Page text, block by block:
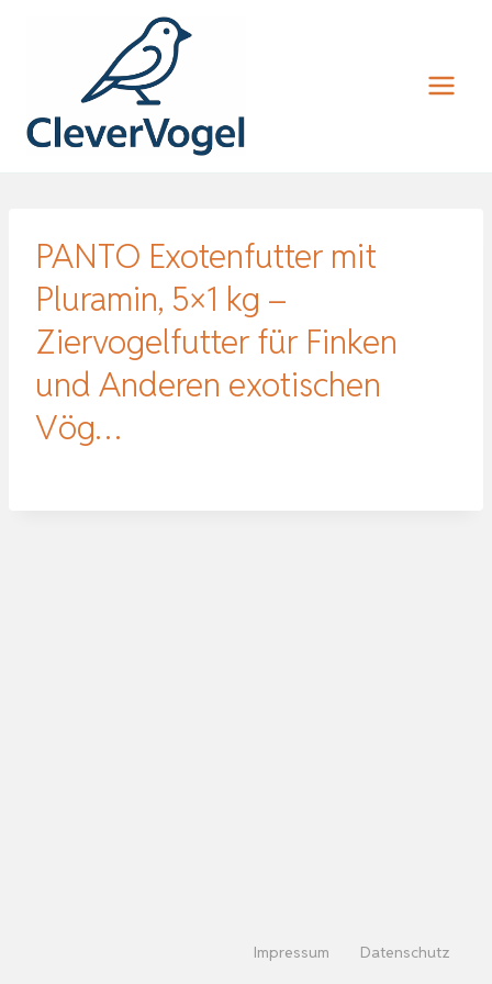
PANTO Exotenfutter mit
Pluramin, 5×1 kg –
Ziervogelfutter für Finken
und Anderen exotischen
Vög…
Impressum Datenschutz